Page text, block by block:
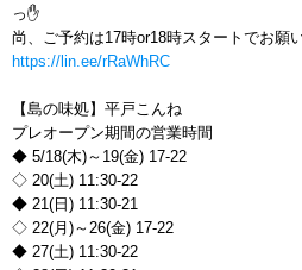
っ✋
尚、ご予約は17時or18時スタートでお願
https://lin.ee/rRaWhRC
【島の味処】平戸こんね
プレオープン期間の営業時間
◆ 5/18(木)～19(金) 17-22
◇ 20(土) 11:30-22
◆ 21(日) 11:30-21
◇ 22(月)～26(金) 17-22
◆ 27(土) 11:30-22